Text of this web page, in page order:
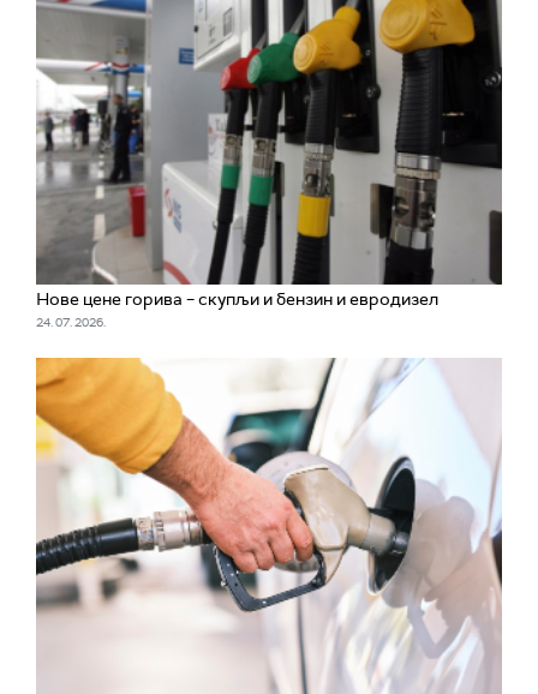
Нове цене горива – скупљи и бензин и евродизел
24. 07. 2026.